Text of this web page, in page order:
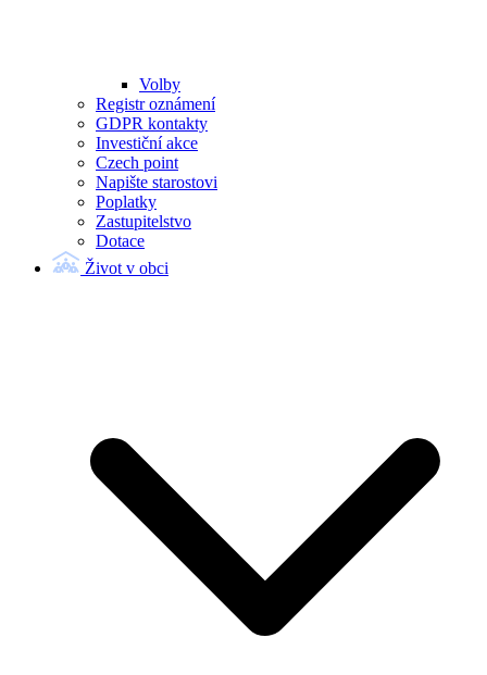
Volby
Registr oznámení
GDPR kontakty
Investiční akce
Czech point
Napište starostovi
Poplatky
Zastupitelstvo
Dotace
Život v obci